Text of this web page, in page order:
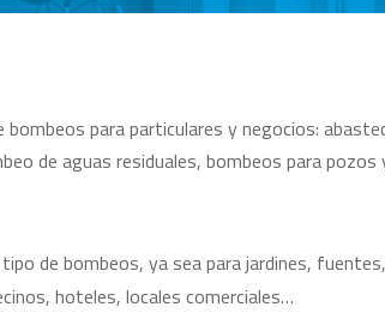
para particulares y negocios:
de aguas residuales, bombeos para
de bombeos, ya sea para jardines, fuentes,
hoteles, locales comerciales…